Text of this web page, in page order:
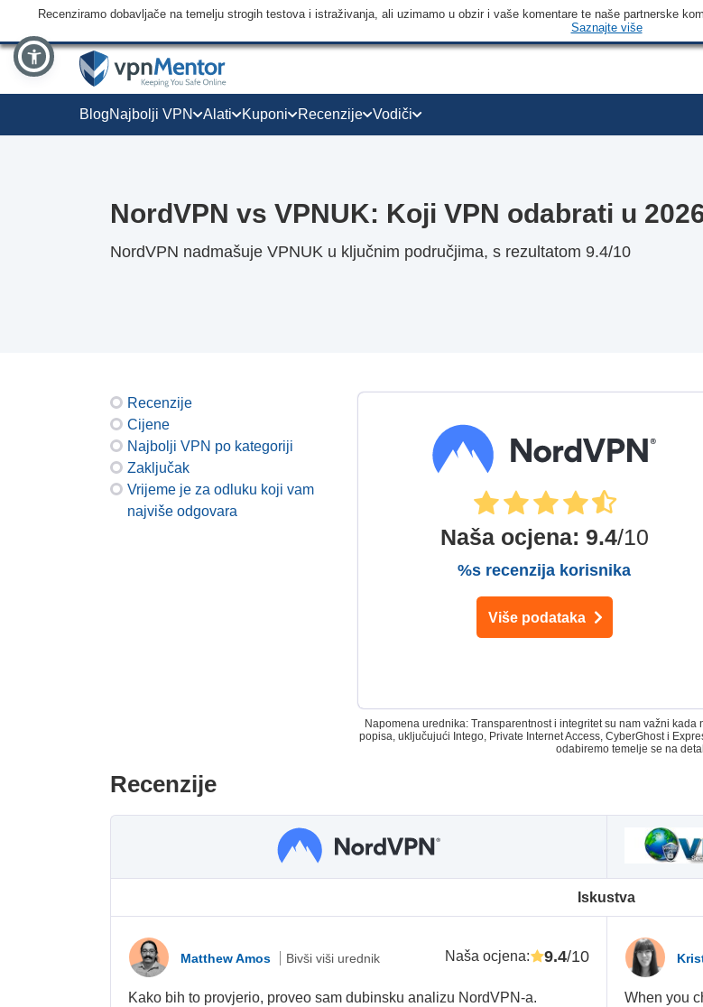
Recenziramo dobavljače na temelju strogih testova i istraživanja, ali uzimamo u obzir i vaše komentare te naše partnerske
Saznajte više
BlogNajbolji VPN Alati Kuponi Recenzije Vodiči
NordVPN vs VPNUK: Koji VPN odabrati u
NordVPN nadmašuje VPNUK u ključnim područjima, s rezultatom 9.4/10
Recenzije
Cijene
Najbolji VPN po kategoriji
Zaključak
Vrijeme je za odluku koji vam
najviše odgovara
Naša ocjena: 9.4/10
%s recenzija korisnika
Više podataka
Napomena urednika: Transparentnost i integritet su nam važni
popisa, uključujući Intego, Private Internet Access, CyberGhost i
odabiremo temelje se na
Recenzije
Iskustva
Matthew Amos Bivši viši urednik Naša ocjena: 9.4/10
Kako bih to provjerio, proveo sam dubinsku analizu NordVPN-a.
When you